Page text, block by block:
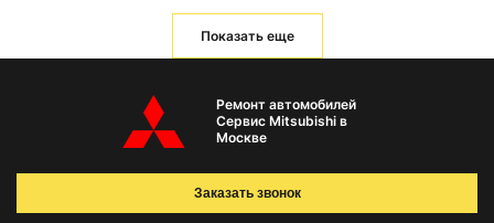
Показать еще
Ремонт автомобилей
Сервис Mitsubishi в
Москве
Заказать звонок